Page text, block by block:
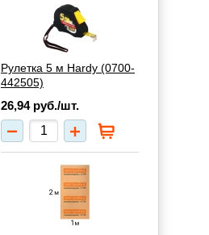
Рулетка 5 м Hardy (0700-
442505)
26,94 руб./шт.